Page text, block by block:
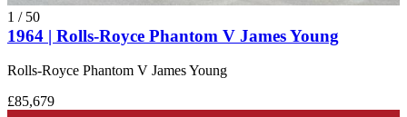
1 / 50
1964 | Rolls-Royce Phantom V James Young
Rolls-Royce Phantom V James Young
£85,679